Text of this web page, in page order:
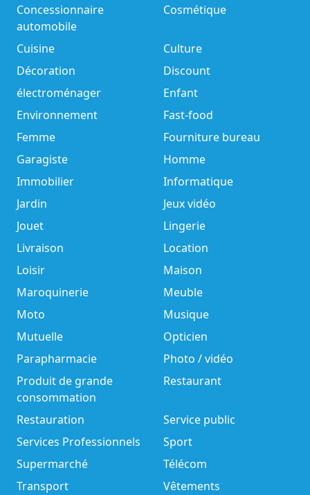
Concessionnaire
automobile
Cosmétique
Cuisine
Culture
Décoration
Discount
électroménager
Enfant
Environnement
Fast-food
Femme
Fourniture bureau
Garagiste
Homme
Immobilier
Informatique
Jardin
Jeux vidéo
Jouet
Lingerie
Livraison
Location
Loisir
Maison
Maroquinerie
Meuble
Moto
Musique
Mutuelle
Opticien
Parapharmacie
Photo / vidéo
Produit de grande
consommation
Restaurant
Restauration
Service public
Services Professionnels
Sport
Supermarché
Télécom
Transport
Vêtements